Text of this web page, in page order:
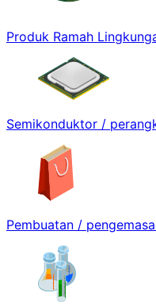
Produk Ramah
Semikonduktor /
Pembuatan /